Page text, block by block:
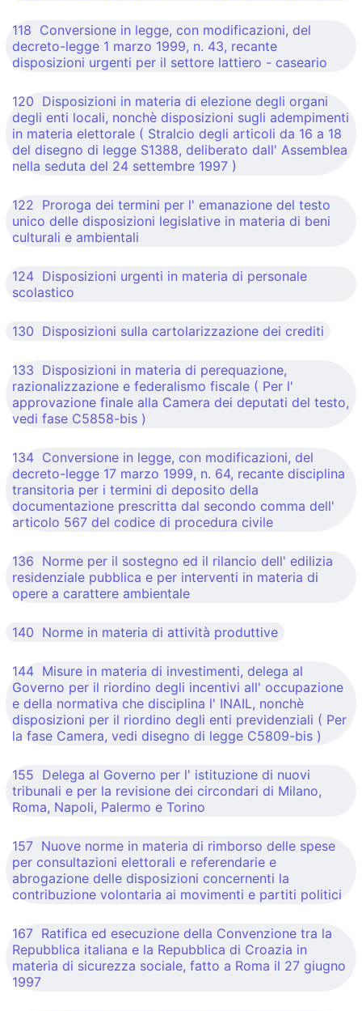
118 Conversione in legge, con modificazioni, del
decreto-legge 1 marzo 1999, n. 43, recante
disposizioni urgenti per il settore lattiero - caseario
120 Disposizioni in materia di elezione degli organi
degli enti locali, nonchè disposizioni sugli adempimenti
in materia elettorale ( Stralcio degli articoli da 16 a 18
del disegno di legge S1388, deliberato dall' Assemblea
nella seduta del 24 settembre 1997 )
122 Proroga dei termini per l' emanazione del testo
unico delle disposizioni legislative in materia di beni
culturali e ambientali
124 Disposizioni urgenti in materia di personale
scolastico
130 Disposizioni sulla cartolarizzazione dei crediti
133 Disposizioni in materia di perequazione,
razionalizzazione e federalismo fiscale ( Per l'
approvazione finale alla Camera dei deputati del testo,
vedi fase C5858-bis )
134 Conversione in legge, con modificazioni, del
decreto-legge 17 marzo 1999, n. 64, recante disciplina
transitoria per i termini di deposito della
documentazione prescritta dal secondo comma dell'
articolo 567 del codice di procedura civile
136 Norme per il sostegno ed il rilancio dell' edilizia
residenziale pubblica e per interventi in materia di
opere a carattere ambientale
140 Norme in materia di attività produttive
144 Misure in materia di investimenti, delega al
Governo per il riordino degli incentivi all' occupazione
e della normativa che disciplina l' INAIL, nonchè
disposizioni per il riordino degli enti previdenziali ( Per
la fase Camera, vedi disegno di legge C5809-bis )
155 Delega al Governo per l' istituzione di nuovi
tribunali e per la revisione dei circondari di Milano,
Roma, Napoli, Palermo e Torino
157 Nuove norme in materia di rimborso delle spese
per consultazioni elettorali e referendarie e
abrogazione delle disposizioni concernenti la
contribuzione volontaria ai movimenti e partiti politici
167 Ratifica ed esecuzione della Convenzione tra la
Repubblica italiana e la Repubblica di Croazia in
materia di sicurezza sociale, fatto a Roma il 27 giugno
1997